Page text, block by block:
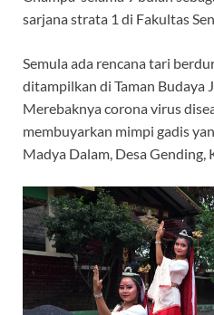
sarjana strata 1 di Fakultas
Semula ada rencana tari
ditampilkan di Taman Budaya
Merebaknya corona virus
membuyarkan mimpi gadis
Madya Dalam, Desa Gending,